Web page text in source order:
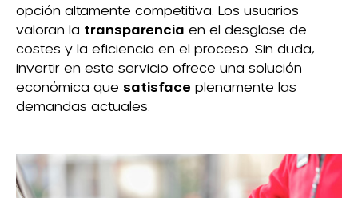
opción altamente competitiva. Los usuarios
valoran la transparencia en el desglose de
costes y la eficiencia en el proceso. Sin duda,
invertir en este servicio ofrece una solución
económica que satisface plenamente las
demandas actuales.